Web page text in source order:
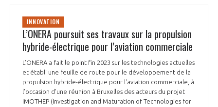
INNOVATION
L’ONERA poursuit ses travaux sur la propulsion
hybride-électrique pour l’aviation commerciale
L’ONERA a fait le point fin 2023 sur les technologies actuelles
et établi une feuille de route pour le développement de la
propulsion hybride-électrique pour l'aviation commerciale, à
l’occasion d’une réunion à Bruxelles des acteurs du projet
IMOTHEP (Investigation and Maturation of Technologies for